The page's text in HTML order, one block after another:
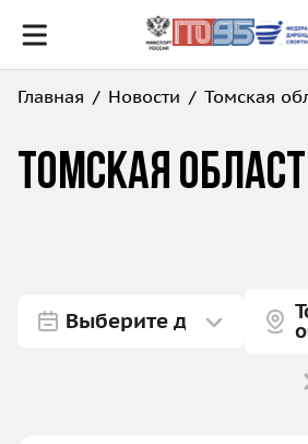
Главная Новости Томская
Томская